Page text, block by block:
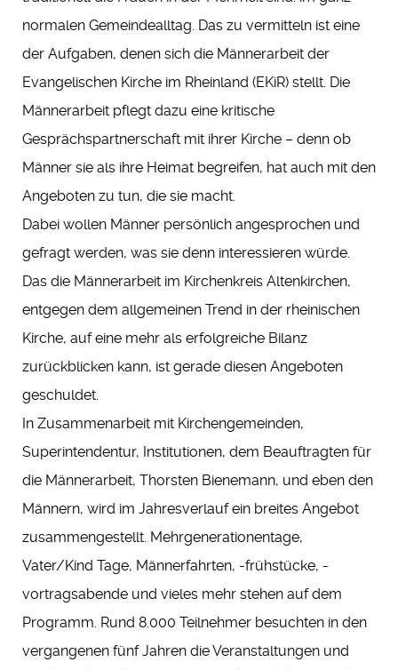
normalen Gemeindealltag. Das zu vermitteln ist eine
der Aufgaben, denen sich die Männerarbeit der
Evangelischen Kirche im Rheinland (EKiR) stellt. Die
Männerarbeit pflegt dazu eine kritische
Gesprächspartnerschaft mit ihrer Kirche – denn ob
Männer sie als ihre Heimat begreifen, hat auch mit den
Angeboten zu tun, die sie macht.
Dabei wollen Männer persönlich angesprochen und
gefragt werden, was sie denn interessieren würde.
Das die Männerarbeit im Kirchenkreis Altenkirchen,
entgegen dem allgemeinen Trend in der rheinischen
Kirche, auf eine mehr als erfolgreiche Bilanz
zurückblicken kann, ist gerade diesen Angeboten
geschuldet.
In Zusammenarbeit mit Kirchengemeinden,
Superintendentur, Institutionen, dem Beauftragten für
die Männerarbeit, Thorsten Bienemann, und eben den
Männern, wird im Jahresverlauf ein breites Angebot
zusammengestellt. Mehrgenerationentage,
Vater/Kind Tage, Männerfahrten, -frühstücke, -
vortragsabende und vieles mehr stehen auf dem
Programm. Rund 8.000 Teilnehmer besuchten in den
vergangenen fünf Jahren die Veranstaltungen und